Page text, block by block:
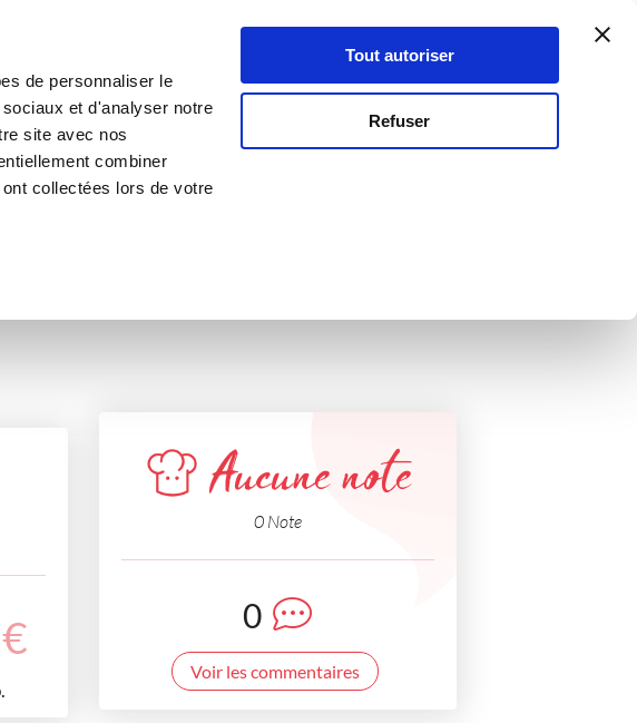
de personnaliser le
et d'analyser notre
site avec nos
combiner
collectées lors de votre
Tout autoriser
Refuser
Se connecter
Pour recevoir
Fête des mères
€
Aucune note
0 Note
0
Voir les commentaires